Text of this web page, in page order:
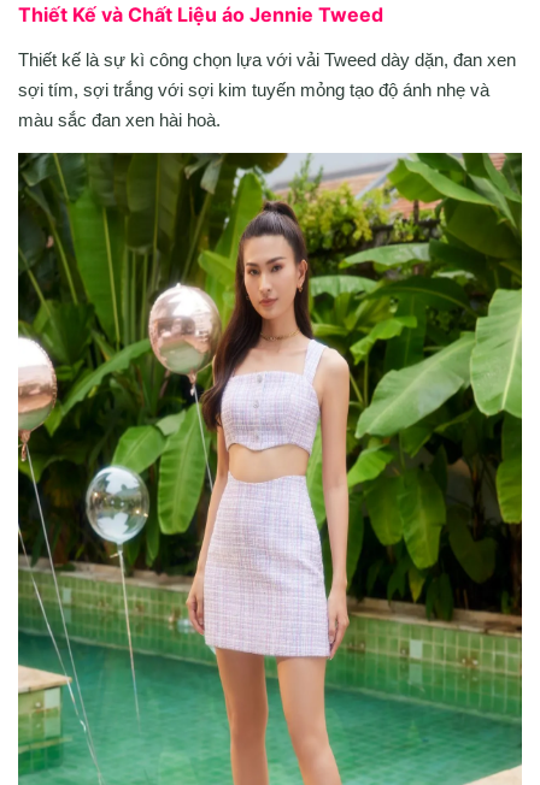
Thiết Kế và Chất Liệu áo Jennie Tweed
Thiết kế là sự kì công chọn lựa với vải Tweed dày dặn, đan xen
sợi tím, sợi trắng với sợi kim tuyến mỏng tạo độ ánh nhẹ và
màu sắc đan xen hài hoà.